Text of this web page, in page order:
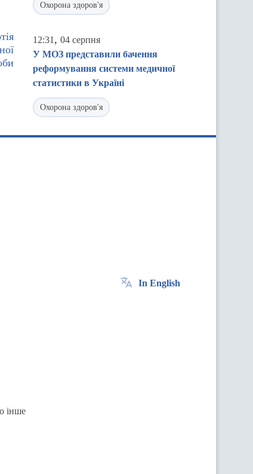
Охорона здоров'я
12:31 , 04 серпня
У МОЗ представили бачення
реформування системи медичної
статистики в Україні
Охорона здоров'я
In English
інше